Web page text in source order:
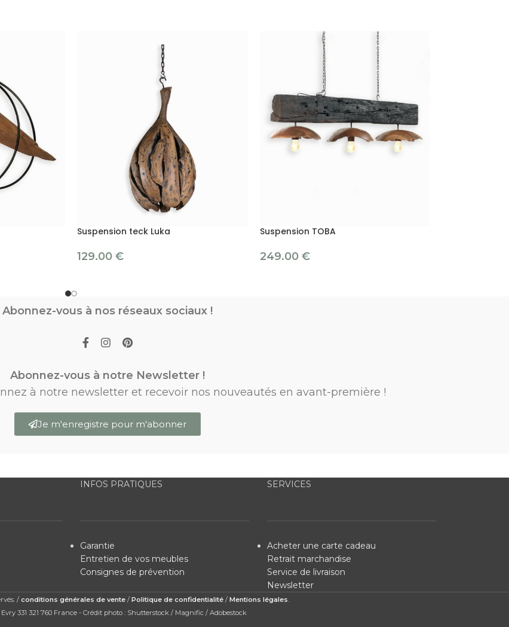
Suspension teck Luka
129.00 €
Suspension TOBA
249.00 €
Abonnez-vous à nos réseaux sociaux !
Abonnez-vous à notre Newsletter !
à notre newsletter et recevoir nos nouveautés en avant-première !
Je m'enregistre pour m'abonner
INFOS PRATIQUES
Garantie
Entretien de vos meubles
Consignes de prévention
SERVICES
Acheter une carte cadeau
Retrait marchandise
Service de livraison
Newsletter
/ conditions générales de vente/ Politique de confidentialité/ Mentions légales.
331 321 760 France - Crédit photo : Shutterstock / Magnific / Adobestock